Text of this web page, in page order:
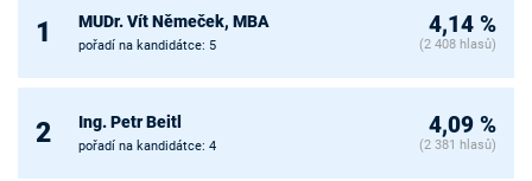
1 MUDr. Vít Němeček, MBA
pořadí na kandidátce: 5
4,14 %
(2 408 hlasů)
2 Ing. Petr Beitl
pořadí na kandidátce: 4
4,09 %
(2 381 hlasů)